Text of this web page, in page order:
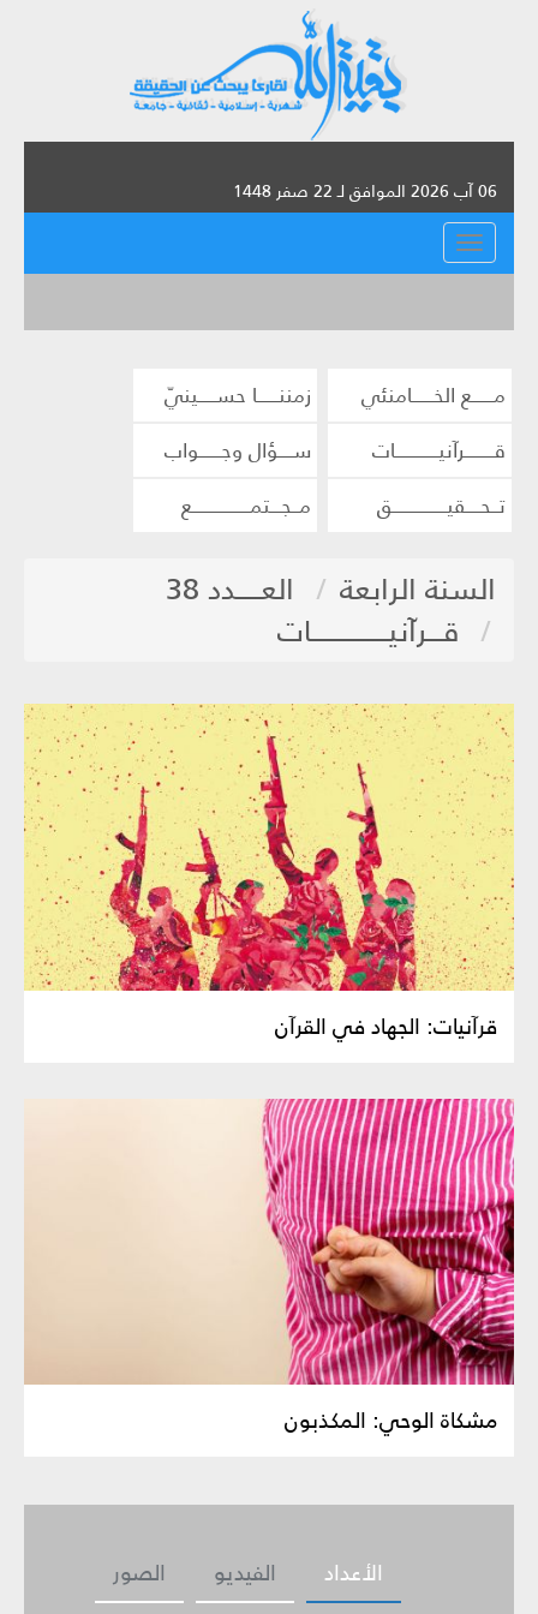
06 آب 2026 الموافق لـ 22 صفر 1448
القائمة
مــــــع الخــــــامنئي
زمننــــــا حســـــينيّ
قــــــــرآنيــــــــــــات
ســــؤال وجــــــواب
تــحــــقيـــــــــــــــق
مــجـــتمــــــــــــــــع
السنة الرابعة
العـــــدد 38
قـــرآنيــــــــــــــــات
قرآنيات: الجهاد في القرآن
مشكاة الوحي: المكذبون
الصور الفيديو الأعداد